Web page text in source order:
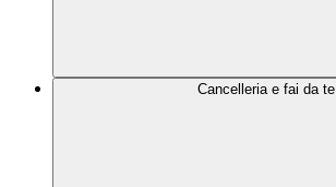
Cancelleria e fai da te